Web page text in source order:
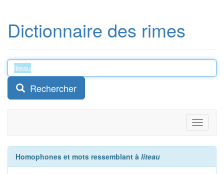
Dictionnaire des rimes
Rechercher
Toggle
Homophones et mots ressemblant à liteau